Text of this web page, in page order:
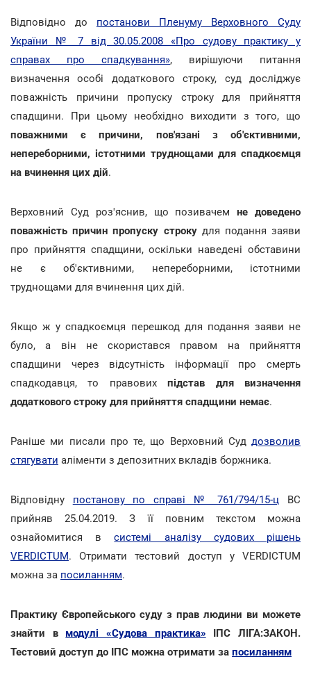
Відповідно до постанови Пленуму Верховного Суду
України № 7 від 30.05.2008 «Про судову практику у
справах про спадкування», вирішуючи питання
визначення особі додаткового строку, суд досліджує
поважність причини пропуску строку для прийняття
спадщини. При цьому необхідно виходити з того, що
поважними є причини, пов'язані з об'єктивними,
непереборними, істотними труднощами для спадкоємця
на вчинення цих дій.
Верховний Суд роз'яснив, що позивачемне доведено
поважність причин пропуску строкудля подання заяви
про прийняття спадщини, оскільки наведені обставини
не є об'єктивними, непереборними, істотними
труднощами для вчинення цих дій.
Якщо ж у спадкоємця перешкод для подання заяви не
було, а він не скористався правом на прийняття
спадщини через відсутність інформації про смерть
спадкодавця, то правовихпідстав для визначення
додаткового строку для прийняття спадщини немає.
Раніше ми писали про те, що Верховний Суд дозволив
стягувати аліменти з депозитних вкладів боржника.
Відповідну постанову по справі № 761/794/15-ц ВС
прийняв 25.04.2019. З її повним текстом можна
ознайомитися всистемі аналізу судових рішень
VERDICTUM. Отримати тестовий доступ у VERDICTUM
можна за посиланням.
Практику Європейського суду з прав людини ви можете
знайти в модулі «Судова практика» ІПС ЛІГА:ЗАКОН.
Тестовий доступ до ІПС можна отримати за посиланням